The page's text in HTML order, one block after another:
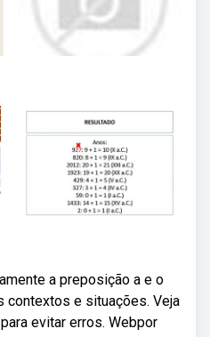
a preposição a e o
contextos e situações. Veja
evitar erros. Webpor